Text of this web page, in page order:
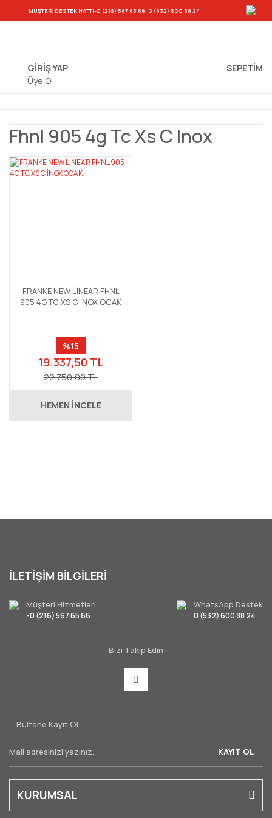
MÜŞTERİ DESTEK HATTI-0 (216) 567 65 66-0 (532) 600 88 24
GİRİŞ YAP
Üye Ol
SEPETIM
Fhnl 905 4g Tc Xs C Inox
FRANKE NEW LİNEAR FHNL
905 4G TC XS C İNOX OCAK
%15
19.337,50 TL
22.750,00 TL
HEMEN İNCELE
İLETİŞİM BİLGİLERİ
Müşteri Hizmetleri
-0 (216) 567 65 66
WhatsApp Destek
0 (532) 600 88 24
Bizi Takip Edin
Bültene Kayıt Ol
KAYIT OL
KURUMSAL